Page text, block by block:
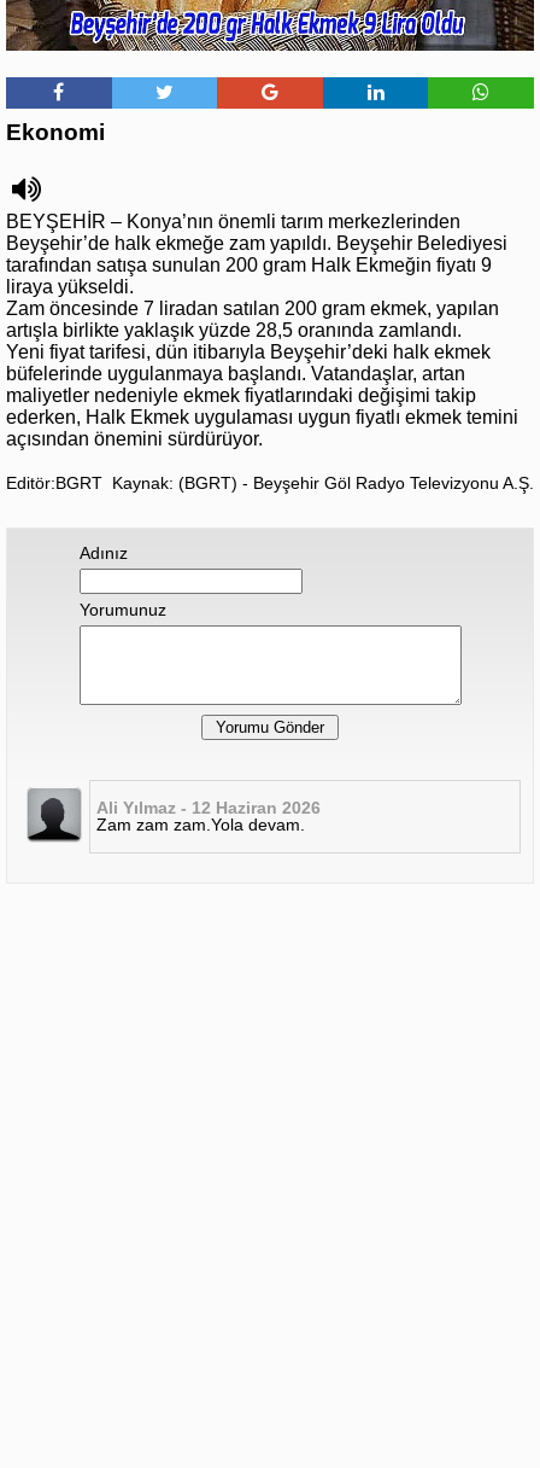
Ekonomi
BEYŞEHİR – Konya’nın önemli tarım merkezlerinden
Beyşehir’de halk ekmeğe zam yapıldı. Beyşehir Belediyesi
tarafından satışa sunulan 200 gram Halk Ekmeğin fiyatı 9
liraya yükseldi.
Zam öncesinde 7 liradan satılan 200 gram ekmek, yapılan
artışla birlikte yaklaşık yüzde 28,5 oranında zamlandı.
Yeni fiyat tarifesi, dün itibarıyla Beyşehir’deki halk ekmek
büfelerinde uygulanmaya başlandı. Vatandaşlar, artan
maliyetler nedeniyle ekmek fiyatlarındaki değişimi takip
ederken, Halk Ekmek uygulaması uygun fiyatlı ekmek temini
açısından önemini sürdürüyor.
Editör:BGRT Kaynak: (BGRT) - Beyşehir Göl Radyo Televizyonu A.Ş.
Adınız
Yorumunuz
Ali Yılmaz - 12 Haziran 2026
Zam zam zam.Yola devam.